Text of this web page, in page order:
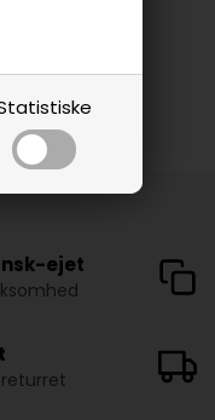
ejet
returret